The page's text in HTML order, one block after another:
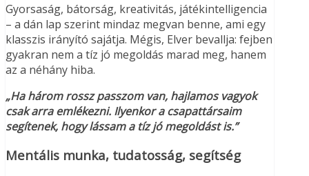
Gyorsaság, bátorság, kreativitás, játékintelligencia
– a dán lap szerint mindaz megvan benne, ami egy
klasszis irányító sajátja. Mégis, Elver bevallja: fejben
gyakran nem a tíz jó megoldás marad meg, hanem
az a néhány hiba.
„Ha három rossz passzom van, hajlamos vagyok
csak arra emlékezni. Ilyenkor a csapattársaim
segítenek, hogy lássam a tíz jó megoldást is.”
Mentális munka, tudatosság, segítség